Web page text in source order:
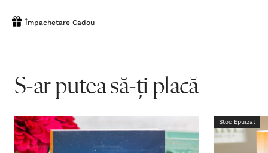
Împachetare Cadou
S-ar putea să-ți placă
Stoc Epuizat